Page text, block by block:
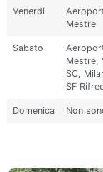
Venerdi
Mestre
Sabato
Mestre,
SC,
SF
Domenica Non